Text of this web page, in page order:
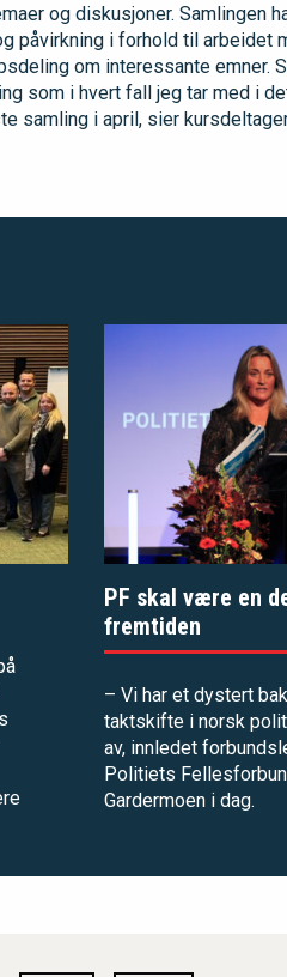
og diskusjoner.
påvirkning i forhold til arbeidet
om interessante emner.
som i hvert fall jeg tar med i
samling i april, sier
PF skal være en
fremtiden
– Vi har et dystert
taktskifte i norsk
av, innledet
Politiets
Gardermoen i dag.